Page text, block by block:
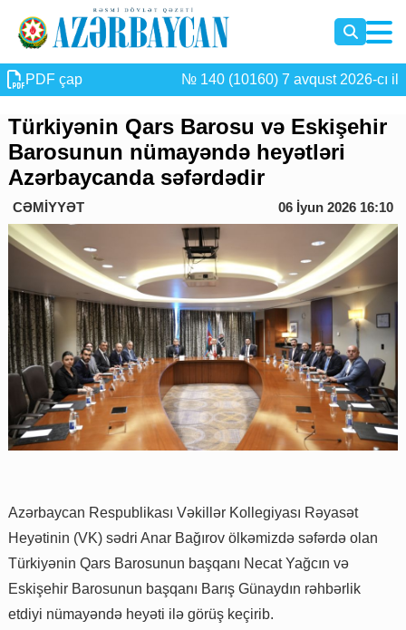
PDF çap № 140 (10160) 7 avqust 2026-cı il
Türkiyənin Qars Barosu və Eskişehir
Barosunun nümayəndə heyətləri
Azərbaycanda səfərdədir
CƏMİYYƏT 06 İyun 2026 16:10
Azərbaycan Respublikası Vəkillər Kollegiyası Rəyasət
Heyətinin (VK) sədri Anar Bağırov ölkəmizdə səfərdə olan
Türkiyənin Qars Barosunun başqanı Necat Yağcın və
Eskişehir Barosunun başqanı Barış Günaydın rəhbərlik
etdiyi nümayəndə heyəti ilə görüş keçirib.